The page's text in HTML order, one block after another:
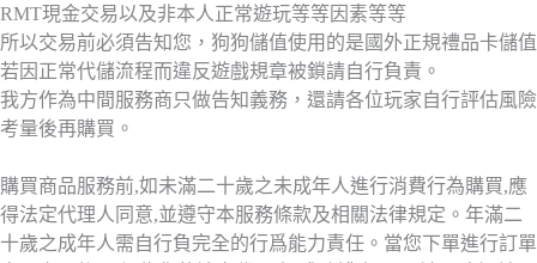
RMT現金交易以及非本人正常遊玩等等因素等等
所以交易前必須告知您，狗狗儲值使用的是國外正規禮品卡儲值
若因正常代儲流程而違反遊戲規章被鎖請自行負責。
我方作為中間服務商只做告知義務，還請各位玩家自行評估風險
考量後再購買。
購買商品服務前,如未滿二十歲之未成年人進行消費行為購買,應
得法定代理人同意,並遵守本服務條款及相關法律規定。年滿二
十歲之成年人需自行負完全的行爲能力責任。當您下單進行訂單